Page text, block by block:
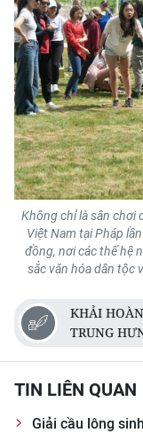
Không chỉ là sân chơi
Việt Nam tại Pháp
đồng, nơi các thế hệ
sắc văn hóa dân tộc
KHẢI
TRUNG
TIN LIÊN QUAN
Giải cầu lông